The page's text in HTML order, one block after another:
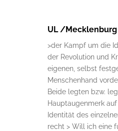
UL /Mecklenburg
>der Kampf um die
der Revolution und
eigenen, selbst
Menschenhand
Beide legten bzw.
Hauptaugenmerk
Identität des
recht > Will ich eine